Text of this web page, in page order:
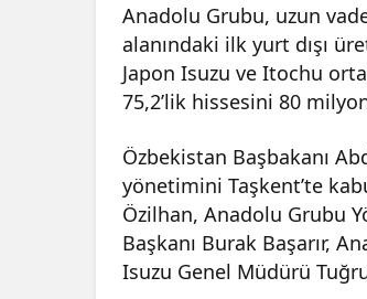
Anadolu Grubu, uzun
alanındaki ilk yurt dışı
Japon Isuzu ve Itochu
75,2’lik hissesini 80
Özbekistan Başbakanı
yönetimini Taşkent’te
Özilhan, Anadolu Grubu
Başkanı Burak Başarır,
Isuzu Genel Müdürü